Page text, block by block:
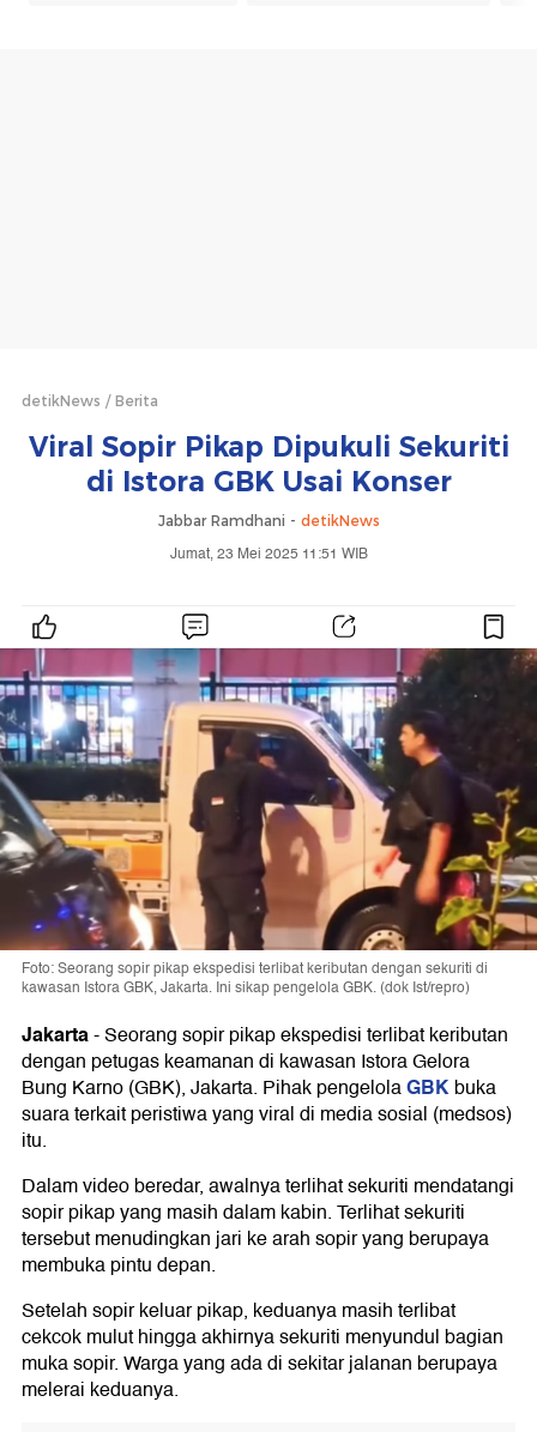
detikNews Berita
Viral Sopir Pikap Dipukuli Sekuriti
di Istora GBK Usai Konser
Jabbar Ramdhani - detikNews
Jumat, 23 Mei 2025 11:51 WIB
Foto: Seorang sopir pikap ekspedisi terlibat keributan dengan sekuriti di
kawasan Istora GBK, Jakarta. Ini sikap pengelola GBK. (dok Ist/repro)
Jakarta-Seorang sopir pikap ekspedisi terlibat keributan
dengan petugas keamanan di kawasan Istora Gelora
Bung Karno (GBK), Jakarta. Pihak pengelolaGBKbuka
suara terkait peristiwa yang viral di media sosial (medsos)
itu.
Dalam video beredar, awalnya terlihat sekuriti mendatangi
sopir pikap yang masih dalam kabin. Terlihat sekuriti
tersebut menudingkan jari ke arah sopir yang berupaya
membuka pintu depan.
Setelah sopir keluar pikap, keduanya masih terlibat
cekcok mulut hingga akhirnya sekuriti menyundul bagian
muka sopir. Warga yang ada di sekitar jalanan berupaya
melerai keduanya.